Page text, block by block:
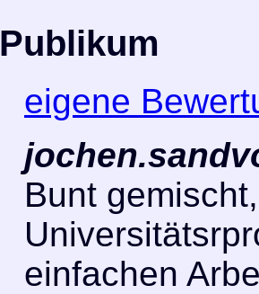
Publikum
eigene
Bunt
einfachen